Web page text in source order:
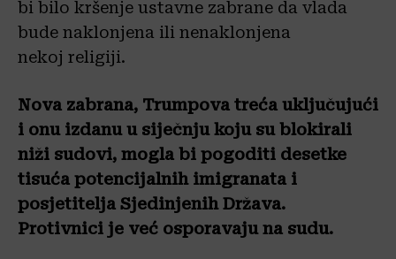
bi bilo kršenje ustavne zabrane da vlada
bude naklonjena ili nenaklonjena
nekoj religiji.
Nova zabrana, Trumpova treća uključujući
i onu izdanu u siječnju koju su blokirali
niži sudovi, mogla bi pogoditi desetke
tisuća potencijalnih imigranata i
posjetitelja Sjedinjenih Država.
Protivnici je već osporavaju na sudu.